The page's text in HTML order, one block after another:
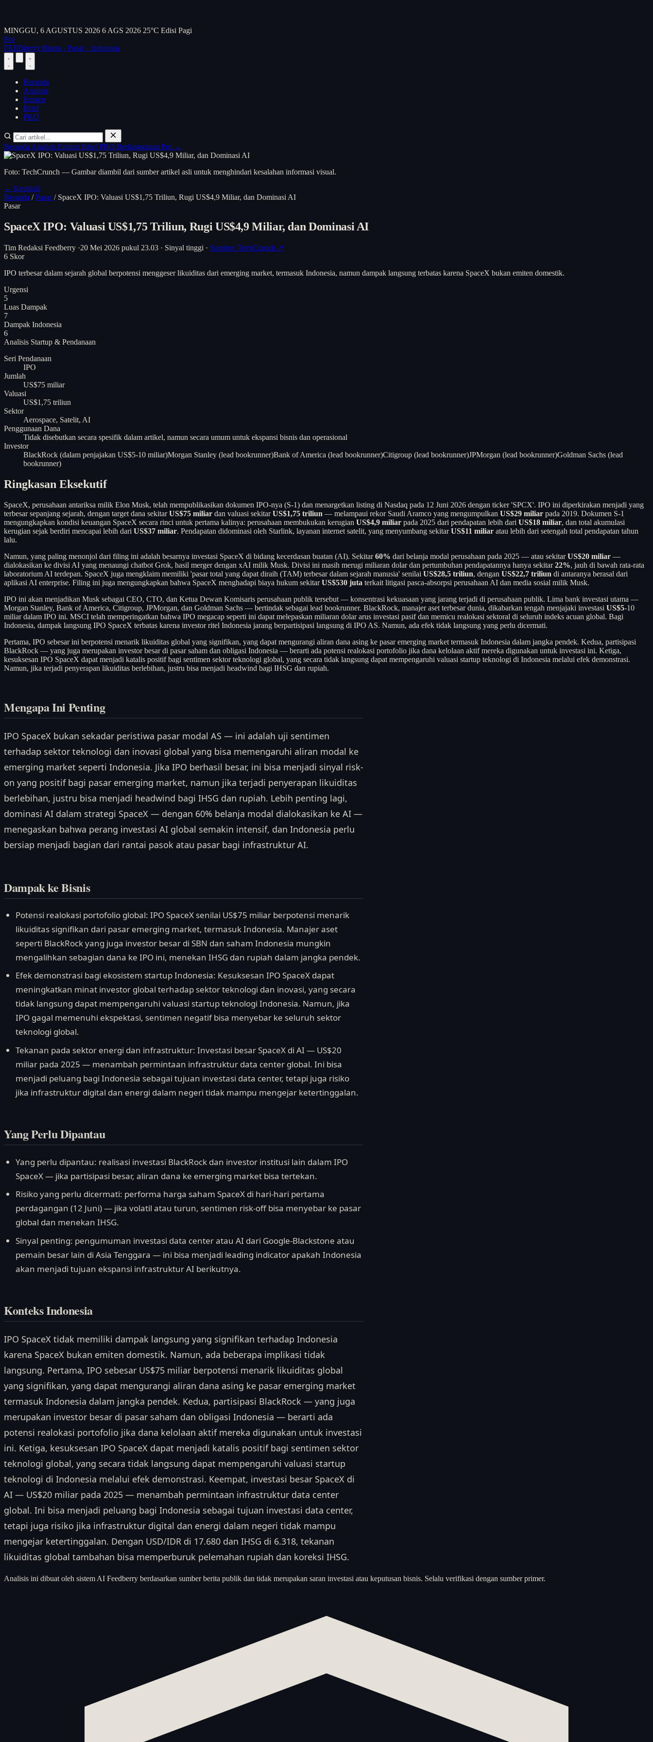
MINGGU, 6 AGUSTUS 2026 6 AGS 2026 25°C Edisi Pagi
Pro
FEEDberry Bisnis · Pasar · Indonesia
Beranda
Analisis
Emiten
Brief
PRO
Beranda Analisis Emiten BriefPRO Berlangganan Pro →
Foto: TechCrunch — Gambar diambil dari sumber artikel asli untuk menghindari kesalahan informasi visual.
← Kembali
Beranda / Pasar/ SpaceX IPO: Valuasi US$1,75 Triliun, Rugi US$4,9 Miliar, dan Dominasi AI
Pasar
SpaceX IPO: Valuasi US$1,75 Triliun, Rugi US$4,9 Miliar, dan Dominasi AI
Tim Redaksi Feedberry ·20 Mei 2026 pukul 23.03 · Sinyal tinggi · Sumber: TechCrunch ↗
6 Skor
IPO terbesar dalam sejarah global berpotensi menggeser likuiditas dari emerging market, termasuk Indonesia, namun dampak langsung terbatas karena SpaceX bukan emiten domestik.
Urgensi
5
Luas Dampak
7
Dampak Indonesia
6
Analisis Startup & Pendanaan
Seri Pendanaan
IPO
Jumlah
US$75 miliar
Valuasi
US$1,75 triliun
Sektor
Aerospace, Satelit, AI
Penggunaan Dana
Tidak disebutkan secara spesifik dalam artikel, namun secara umum untuk ekspansi bisnis dan operasional
Investor
BlackRock (dalam penjajakan US$5-10 miliar)Morgan Stanley (lead bookrunner)Bank of America (lead bookrunner)Citigroup (lead bookrunner)JPMorgan (lead bookrunner)Goldman Sachs (lead
bookrunner)
Ringkasan Eksekutif
SpaceX, perusahaan antariksa milik Elon Musk, telah mempublikasikan dokumen IPO-nya (S-1) dan menargetkan listing di Nasdaq pada 12 Juni 2026 dengan ticker 'SPCX'. IPO ini diperkirakan menjadi yang
terbesar sepanjang sejarah, dengan target dana sekitarUS$75 miliar dan valuasi sekitarUS$1,75 triliun — melampaui rekor Saudi Aramco yang mengumpulkan US$29 miliar pada 2019. Dokumen S-1
mengungkapkan kondisi keuangan SpaceX secara rinci untuk pertama kalinya: perusahaan membukukan kerugian US$4,9 miliar pada 2025 dari pendapatan lebih dari US$18 miliar, dan total akumulasi
kerugian sejak berdiri mencapai lebih dari US$37 miliar. Pendapatan didominasi oleh Starlink, layanan internet satelit, yang menyumbang sekitarUS$11 miliar atau lebih dari setengah total pendapatan tahun
lalu.
Namun, yang paling menonjol dari filing ini adalah besarnya investasi SpaceX di bidang kecerdasan buatan (AI). Sekitar60% dari belanja modal perusahaan pada 2025 — atau sekitarUS$20 miliar —
dialokasikan ke divisi AI yang menaungi chatbot Grok, hasil merger dengan xAI milik Musk. Divisi ini masih merugi miliaran dolar dan pertumbuhan pendapatannya hanya sekitar22%, jauh di bawah rata-rata
laboratorium AI terdepan. SpaceX juga mengklaim memiliki 'pasar total yang dapat diraih (TAM) terbesar dalam sejarah manusia' senilai US$28,5 triliun, dengan US$22,7 triliun di antaranya berasal dari
aplikasi AI enterprise. Filing ini juga mengungkapkan bahwa SpaceX menghadapi biaya hukum sekitarUS$530 juta terkait litigasi pasca-absorpsi perusahaan AI dan media sosial milik Musk.
IPO ini akan menjadikan Musk sebagai CEO, CTO, dan Ketua Dewan Komisaris perusahaan publik tersebut — konsentrasi kekuasaan yang jarang terjadi di perusahaan publik. Lima bank investasi utama —
Morgan Stanley, Bank of America, Citigroup, JPMorgan, dan Goldman Sachs — bertindak sebagai lead bookrunner. BlackRock, manajer aset terbesar dunia, dikabarkan tengah menjajaki investasi US$5-10
miliar dalam IPO ini. MSCI telah memperingatkan bahwa IPO megacap seperti ini dapat melepaskan miliaran dolar arus investasi pasif dan memicu realokasi sektoral di seluruh indeks acuan global. Bagi
Indonesia, dampak langsung IPO SpaceX terbatas karena investor ritel Indonesia jarang berpartisipasi langsung di IPO AS. Namun, ada efek tidak langsung yang perlu dicermati.
Pertama, IPO sebesar ini berpotensi menarik likuiditas global yang signifikan, yang dapat mengurangi aliran dana asing ke pasar emerging market termasuk Indonesia dalam jangka pendek. Kedua, partisipasi
BlackRock — yang juga merupakan investor besar di pasar saham dan obligasi Indonesia — berarti ada potensi realokasi portofolio jika dana kelolaan aktif mereka digunakan untuk investasi ini. Ketiga,
kesuksesan IPO SpaceX dapat menjadi katalis positif bagi sentimen sektor teknologi global, yang secara tidak langsung dapat mempengaruhi valuasi startup teknologi di Indonesia melalui efek demonstrasi.
Namun, jika terjadi penyerapan likuiditas berlebihan, justru bisa menjadi headwind bagi IHSG dan rupiah.
Mengapa Ini Penting
IPO SpaceX bukan sekadar peristiwa pasar modal AS — ini adalah uji sentimen
terhadap sektor teknologi dan inovasi global yang bisa memengaruhi aliran modal ke
emerging market seperti Indonesia. Jika IPO berhasil besar, ini bisa menjadi sinyal risk-
on yang positif bagi pasar emerging market, namun jika terjadi penyerapan likuiditas
berlebihan, justru bisa menjadi headwind bagi IHSG dan rupiah. Lebih penting lagi,
dominasi AI dalam strategi SpaceX — dengan 60% belanja modal dialokasikan ke AI —
menegaskan bahwa perang investasi AI global semakin intensif, dan Indonesia perlu
bersiap menjadi bagian dari rantai pasok atau pasar bagi infrastruktur AI.
Dampak ke Bisnis
Potensi realokasi portofolio global: IPO SpaceX senilai US$75 miliar berpotensi menarik
likuiditas signifikan dari pasar emerging market, termasuk Indonesia. Manajer aset
seperti BlackRock yang juga investor besar di SBN dan saham Indonesia mungkin
mengalihkan sebagian dana ke IPO ini, menekan IHSG dan rupiah dalam jangka pendek.
Efek demonstrasi bagi ekosistem startup Indonesia: Kesuksesan IPO SpaceX dapat
meningkatkan minat investor global terhadap sektor teknologi dan inovasi, yang secara
tidak langsung dapat mempengaruhi valuasi startup teknologi Indonesia. Namun, jika
IPO gagal memenuhi ekspektasi, sentimen negatif bisa menyebar ke seluruh sektor
teknologi global.
Tekanan pada sektor energi dan infrastruktur: Investasi besar SpaceX di AI — US$20
miliar pada 2025 — menambah permintaan infrastruktur data center global. Ini bisa
menjadi peluang bagi Indonesia sebagai tujuan investasi data center, tetapi juga risiko
jika infrastruktur digital dan energi dalam negeri tidak mampu mengejar ketertinggalan.
Yang Perlu Dipantau
Yang perlu dipantau: realisasi investasi BlackRock dan investor institusi lain dalam IPO
SpaceX — jika partisipasi besar, aliran dana ke emerging market bisa tertekan.
Risiko yang perlu dicermati: performa harga saham SpaceX di hari-hari pertama
perdagangan (12 Juni) — jika volatil atau turun, sentimen risk-off bisa menyebar ke pasar
global dan menekan IHSG.
Sinyal penting: pengumuman investasi data center atau AI dari Google-Blackstone atau
pemain besar lain di Asia Tenggara — ini bisa menjadi leading indicator apakah Indonesia
akan menjadi tujuan ekspansi infrastruktur AI berikutnya.
Konteks Indonesia
IPO SpaceX tidak memiliki dampak langsung yang signifikan terhadap Indonesia
karena SpaceX bukan emiten domestik. Namun, ada beberapa implikasi tidak
langsung. Pertama, IPO sebesar US$75 miliar berpotensi menarik likuiditas global
yang signifikan, yang dapat mengurangi aliran dana asing ke pasar emerging market
termasuk Indonesia dalam jangka pendek. Kedua, partisipasi BlackRock — yang juga
merupakan investor besar di pasar saham dan obligasi Indonesia — berarti ada
potensi realokasi portofolio jika dana kelolaan aktif mereka digunakan untuk investasi
ini. Ketiga, kesuksesan IPO SpaceX dapat menjadi katalis positif bagi sentimen sektor
teknologi global, yang secara tidak langsung dapat mempengaruhi valuasi startup
teknologi di Indonesia melalui efek demonstrasi. Keempat, investasi besar SpaceX di
AI — US$20 miliar pada 2025 — menambah permintaan infrastruktur data center
global. Ini bisa menjadi peluang bagi Indonesia sebagai tujuan investasi data center,
tetapi juga risiko jika infrastruktur digital dan energi dalam negeri tidak mampu
mengejar ketertinggalan. Dengan USD/IDR di 17.680 dan IHSG di 6.318, tekanan
likuiditas global tambahan bisa memperburuk pelemahan rupiah dan koreksi IHSG.
Analisis ini dibuat oleh sistem AI Feedberry berdasarkan sumber berita publik dan tidak merupakan saran investasi atau keputusan bisnis. Selalu verifikasi dengan sumber primer.